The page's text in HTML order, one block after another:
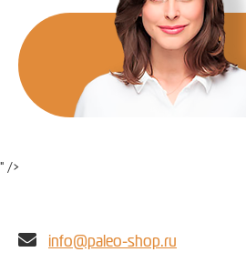
" />
info@paleo-shop.ru